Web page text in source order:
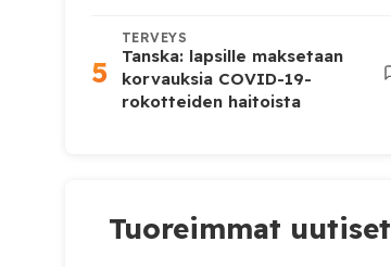
5
TERVEYS
Tanska: lapsille maksetaan
korvauksia COVID-19-
rokotteiden haitoista
Tuoreimmat uutiset